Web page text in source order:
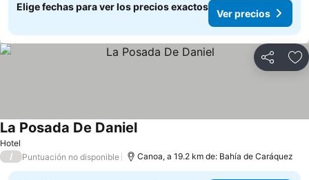
Elige fechas para ver los precios exactos
Ver precios
Compartir
Hotel
La Posada De DanielVer precios
/ Puntuación no disponible Canoa, a 19.2 km de: Bahía de Caráquez